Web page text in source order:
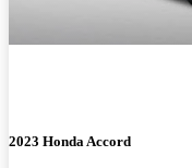
2023 Honda Accord